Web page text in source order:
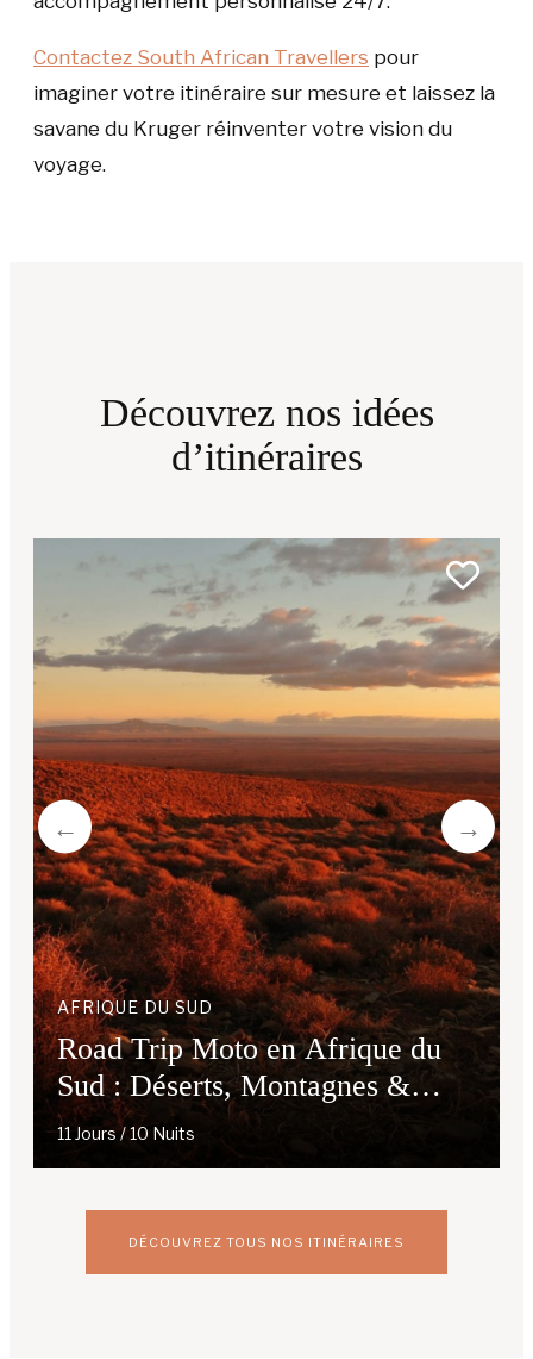
Contactez South African Travellers pour
imaginer votre itinéraire sur mesure et laissez la
savane du Kruger réinventer votre vision du
voyage.
Découvrez nos idées
d’itinéraires
AFRIQUE DU SUD
Road Trip Moto en Afrique du
Sud : Déserts, Montagnes &
Océan
11 Jours / 10 Nuits
DÉCOUVREZ TOUS NOS ITINÉRAIRES